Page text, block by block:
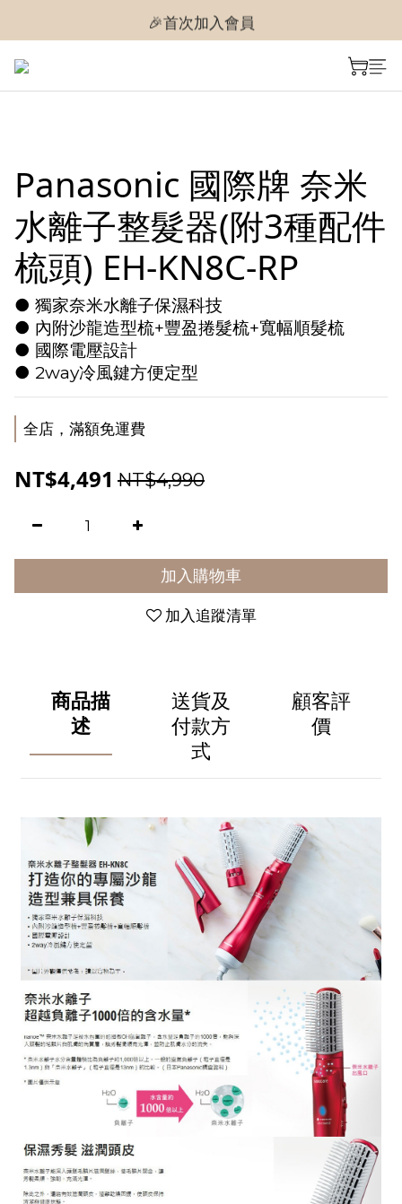
🎉首次加入會員
🎉首次加入會員
Panasonic 國際牌 奈米
水離子整髮器(附3種配件
梳頭) EH-KN8C-RP
● 獨家奈米水離子保濕科技
● 內附沙龍造型梳+豐盈捲髮梳+寬幅順髮梳
● 國際電壓設計
● 2way冷風鍵方便定型
全店，滿額免運費
NT$4,491 NT$4,990
加入購物車
加入追蹤清單
商品描
述
送貨及
付款方
式
顧客評
價